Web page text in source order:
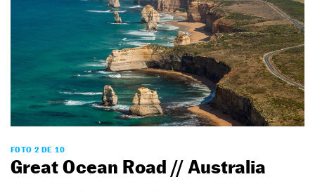
FOTO 2 DE 10
Great Ocean Road // Australia